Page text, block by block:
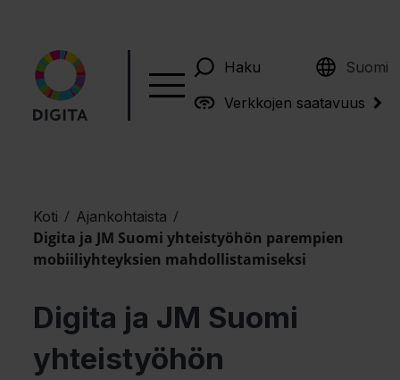
Haku Suomi
English
Verkkojen saatavuus
Koti / Ajankohtaista /
Digita ja JM Suomi yhteistyöhön parempien
mobiiliyhteyksien mahdollistamiseksi
Digita ja JM Suomi
yhteistyöhön